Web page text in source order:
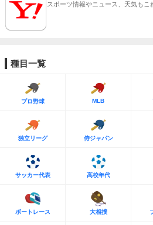
スポーツ情報やニュース、天気もこ
種目一覧
プロ野球 MLB
独立リーグ 侍ジャパン
サッカー代表 高校年代
ボートレース 大相撲